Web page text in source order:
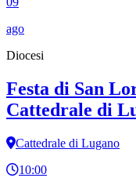
ago
Diocesi
Festa di San
Cattedrale di
Cattedrale di Lugano
10:00